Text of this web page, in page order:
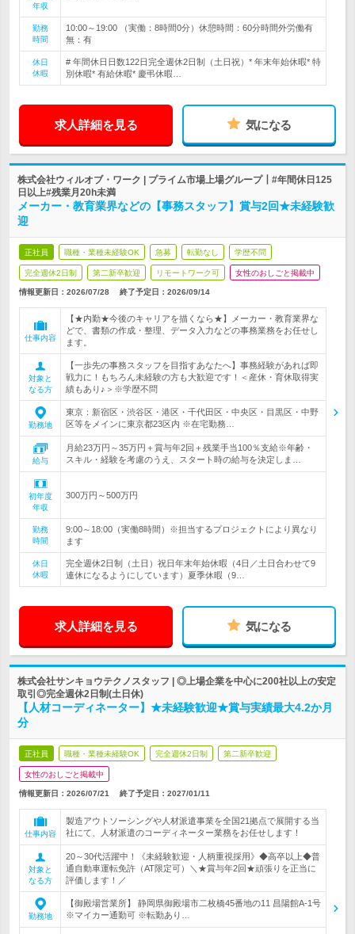
年収
勤務
時間
10:00～19:00 （実働：8時間0分）休憩時間：60分時間外労働有
無：有
休日
休暇
# 年間休日日数122日完全週休2日制（土日祝）* 年末年始休暇* 特
別休暇* 有給休暇* 慶弔休暇…
求人詳細を見る 気になる
株式会社ウィルオブ・ワーク | プライム市場上場グループ┃#年間休日125
日以上#残業月20h未満
メーカー・教育業界などの【事務スタッフ】賞与2回★未経験歓
迎
正社員 職種・業種未経験OK 急募 転勤なし 学歴不問
完全週休2日制 第二新卒歓迎 リモートワーク可 女性のおしごと掲載中
情報更新日：2026/07/28 終了予定日： 2026/09/14
仕事内容
【★内勤★今後のキャリアを描くなら★】メーカー・教育業界な
どで、書類の作成・整理、データ入力などの事務業務をお任せし
ます。
対象と
なる方
【一歩先の事務スタッフを目指すあなたへ】事務経験があれば即
戦力に！もちろん未経験の方も大歓迎です！＜産休・育休取得実
績もあり♪＞※学歴不問
勤務地
東京：新宿区・渋谷区・港区・千代田区・中央区・目黒区・中野
区等をメインに東京都23区内 ※在宅勤務…
給与
月給23万円～35万円＋賞与年2回＋残業手当100％支給※年齢・
スキル・経験を考慮のうえ、スタート時の給与を決定しま…
初年度
年収
300万円～500万円
勤務
時間
9:00～18:00（実働8時間）※担当するプロジェクトにより異なり
ます
休日
休暇
完全週休2日制（土日）祝日年末年始休暇（4日／土日合わせて9
連休になるようにしています）夏季休暇（9…
求人詳細を見る 気になる
株式会社サンキョウテクノスタッフ | ◎上場企業を中心に200社以上の安定
取引◎完全週休2日制(土日休)
【人材コーディネーター】★未経験歓迎★賞与実績最大4.2か月
分
正社員 職種・業種未経験OK 完全週休2日制 第二新卒歓迎
女性のおしごと掲載中
情報更新日：2026/07/21 終了予定日： 2027/01/11
仕事内容
製造アウトソーシングや人材派遣事業を全国21拠点で展開する当
社にて、人材派遣のコーディネーター業務をお任せします！
対象と
なる方
20～30代活躍中！《未経験歓迎・人柄重視採用》◆高卒以上◆普
通自動車運転免許（AT限定可）＼★賞与年2回★頑張りを正当に
評価します！／
勤務地
【御殿場営業所】 静岡県御殿場市二枚橋45番地の11 昌陽館A-1号
※マイカー通勤可 ※転勤あり…